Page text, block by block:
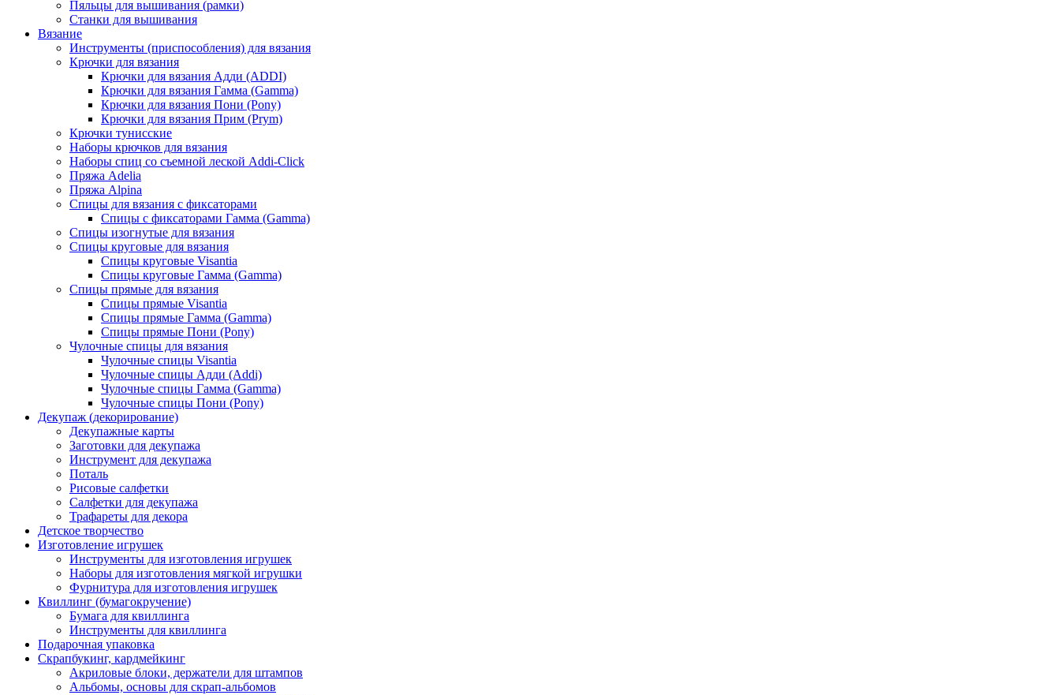
Пяльцы для вышивания (рамки)
Станки для вышивания
Вязание
Инструменты (приспособления) для вязания
Крючки для вязания
Крючки для вязания Адди (ADDI)
Крючки для вязания Гамма (Gamma)
Крючки для вязания Пони (Pony)
Крючки для вязания Прим (Prym)
Крючки тунисские
Наборы крючков для вязания
Наборы спиц со съемной леской Addi-Click
Пряжа Adelia
Пряжа Alpina
Спицы для вязания с фиксаторами
Спицы с фиксаторами Гамма (Gamma)
Спицы изогнутые для вязания
Спицы круговые для вязания
Спицы круговые Visantia
Спицы круговые Гамма (Gamma)
Спицы прямые для вязания
Спицы прямые Visantia
Спицы прямые Гамма (Gamma)
Спицы прямые Пони (Pony)
Чулочные спицы для вязания
Чулочные спицы Visantia
Чулочные спицы Адди (Addi)
Чулочные спицы Гамма (Gamma)
Чулочные спицы Пони (Pony)
Декупаж (декорирование)
Декупажные карты
Заготовки для декупажа
Инструмент для декупажа
Поталь
Рисовые салфетки
Салфетки для декупажа
Трафареты для декора
Детское творчество
Изготовление игрушек
Инструменты для изготовления игрушек
Наборы для изготовления мягкой игрушки
Фурнитура для изготовления игрушек
Квиллинг (бумагокручение)
Бумага для квиллинга
Инструменты для квиллинга
Подарочная упаковка
Скрапбукинг, кардмейкинг
Акриловые блоки, держатели для штампов
Альбомы, основы для скрап-альбомов